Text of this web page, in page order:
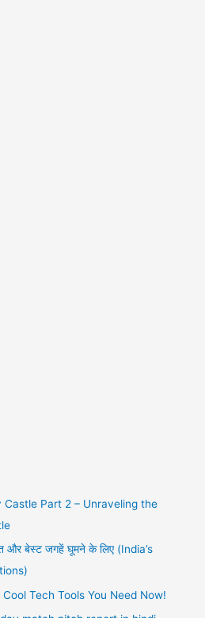
Part 2 – Unraveling the
और बेस्ट जगहें घूमने के लिए (India’s
Tech Tools You Need Now!